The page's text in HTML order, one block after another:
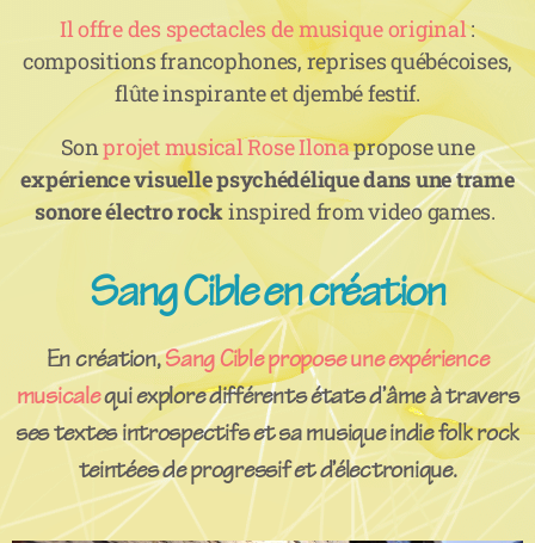
Il offre des spectacles de musique original:
compositions francophones, reprises québécoises,
flûte inspirante et djembé festif.
Sonprojet musical Rose Ilonapropose une
expérience visuelle psychédélique dans une trame
sonore électro rockinspired from video games.
Sang Cible en création
En création,Sang Cible propose une expérience
musicalequi explore différents états d’âme à travers
ses textes introspectifs et sa musique indie folk rock
teintées de progressif et d’électronique.